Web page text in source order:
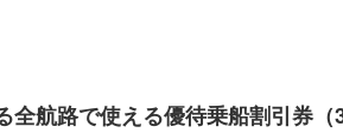
全航路で使える優待乗船割引券（